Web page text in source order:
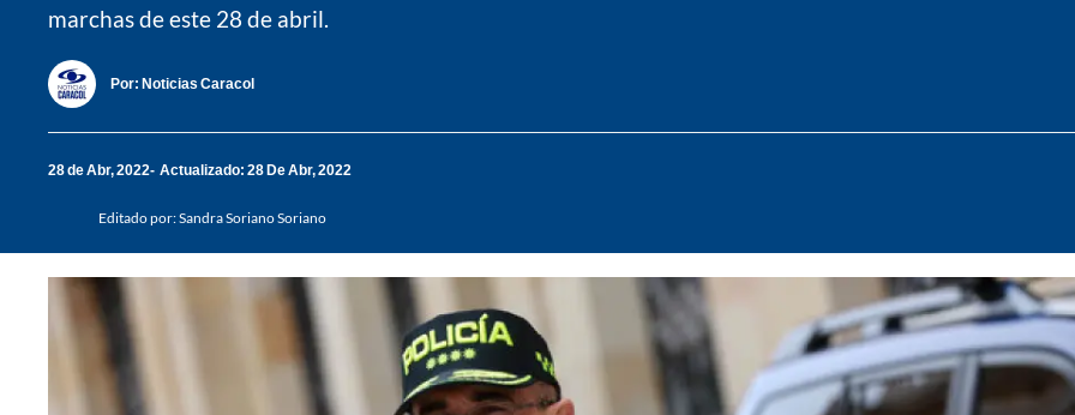
marchas de este 28 de abril.
Por: Noticias Caracol
28 de Abr, 2022 Actualizado: 28 De Abr, 2022
Editado por:Sandra Soriano Soriano